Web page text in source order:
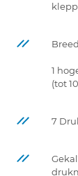
1
(tot
7